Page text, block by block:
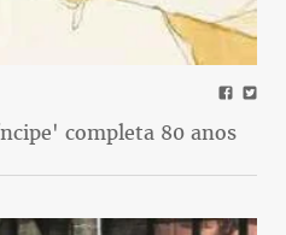
completa 80 anos